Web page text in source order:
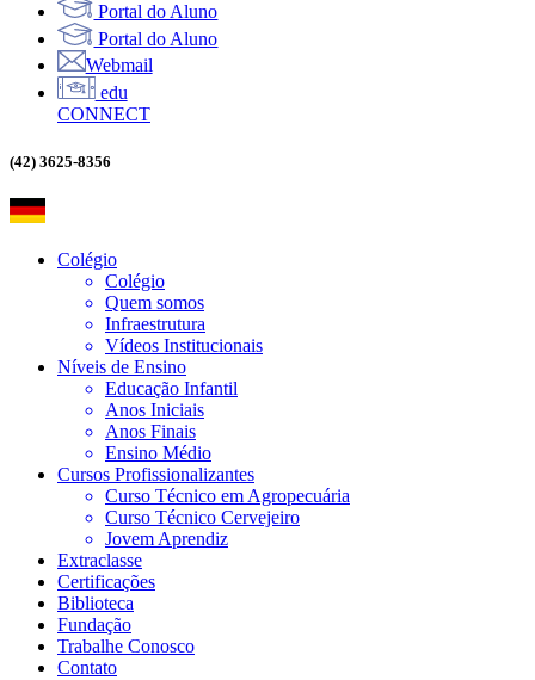
Portal do Aluno
Portal do Aluno
Webmail
edu
CONNECT
(42) 3625-8356
Colégio
Colégio
Quem somos
Infraestrutura
Vídeos Institucionais
Níveis de Ensino
Educação Infantil
Anos Iniciais
Anos Finais
Ensino Médio
Cursos Profissionalizantes
Curso Técnico em Agropecuária
Curso Técnico Cervejeiro
Jovem Aprendiz
Extraclasse
Certificações
Biblioteca
Fundação
Trabalhe Conosco
Contato